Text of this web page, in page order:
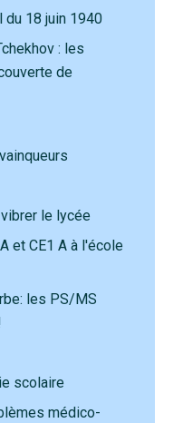
du 18 juin 1940
: les
de
le lycée
et CE1 A à l'école
les PS/MS
scolaire
médico-